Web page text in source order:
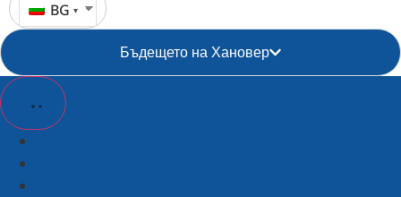
BG
Бъдещето на Хановер